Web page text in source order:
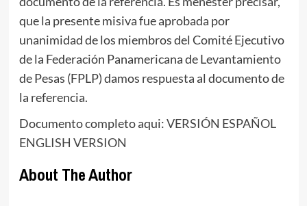
que la presente misiva fue aprobada por
unanimidad de los miembros del Comité Ejecutivo
de la Federación Panamericana de Levantamiento
de Pesas (FPLP) damos respuesta al documento de
la referencia.
Documento completo aqui:VERSIÓN ESPAÑOL
ENGLISH VERSION
About The Author